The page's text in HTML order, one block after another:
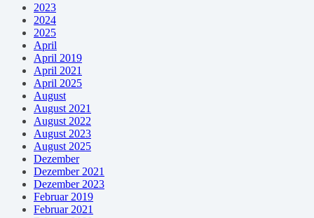
2023
2024
2025
April
April 2019
April 2021
April 2025
August
August 2021
August 2022
August 2023
August 2025
Dezember
Dezember 2021
Dezember 2023
Februar 2019
Februar 2021